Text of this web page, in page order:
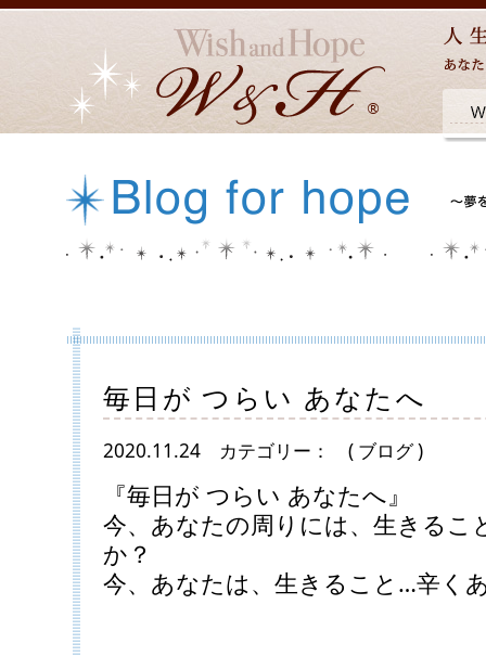
毎日が つらい あなたへ
2020.11.24 カテゴリー： ( ブログ )
『毎日が つらい あなたへ』
今、あなたの周りには、生きるこ
か？
今、あなたは、生きること…辛く